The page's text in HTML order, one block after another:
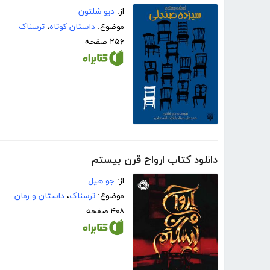
از: دیو شلتون
موضوع: داستان کوتاه، ترسناک
۲۵۶ صفحه
دانلود کتاب ارواح قرن بیستم
از: جو ھیل
موضوع: ترسناک، داستان و رمان
۴۰۸ صفحه